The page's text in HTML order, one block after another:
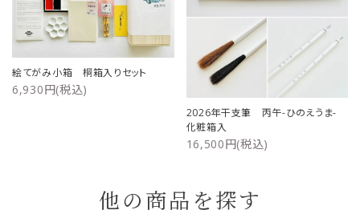
絵てがみ小箱 桐箱入りセット
6,930円(税込)
2026年干支筆 丙午-ひのえうま-
化粧箱入
16,500円(税込)
他の商品を探す